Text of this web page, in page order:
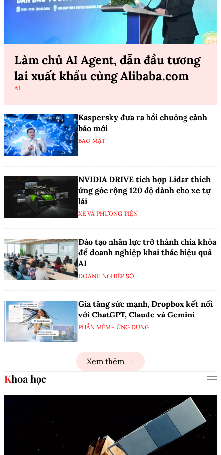
Làm chủ AI Agent, dẫn đầu tương
lai xuất khẩu cùng Alibaba.com
AI
Kaspersky đưa ra hồi chuông cảnh
báo mới
BẢO MẬT
NVIDIA DRIVE tích hợp Lidar thích
ứng góc rộng 120 độ dành cho xe tự
lái
XE VÀ PHƯƠNG TIỆN
Đào tạo nhân lực trở thành chìa khóa
để doanh nghiệp khai thác hiệu quả
AI
DOANH NGHIỆP SỐ
Gia tăng sức mạnh, Dropbox kết nối
với ChatGPT, Claude và Gemini
PHẦN MỀM - ỨNG DỤNG
Xem thêm
Khoa học